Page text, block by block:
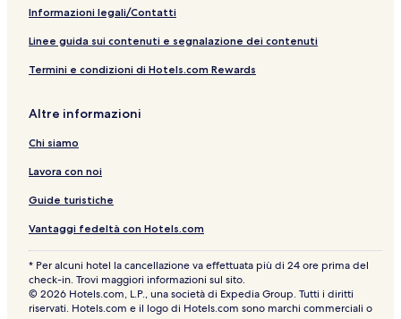
Informazioni legali/Contatti
Linee guida sui contenuti e segnalazione dei contenuti
Termini e condizioni di Hotels.com Rewards
Altre informazioni
Chi siamo
Lavora con noi
Guide turistiche
Vantaggi fedeltà con Hotels.com
* Per alcuni hotel la cancellazione va effettuata più di 24 ore prima del
check-in. Trovi maggiori informazioni sul sito.
© 2026 Hotels.com, L.P., una società di Expedia Group. Tutti i diritti
riservati. Hotels.com e il logo di Hotels.com sono marchi commerciali o